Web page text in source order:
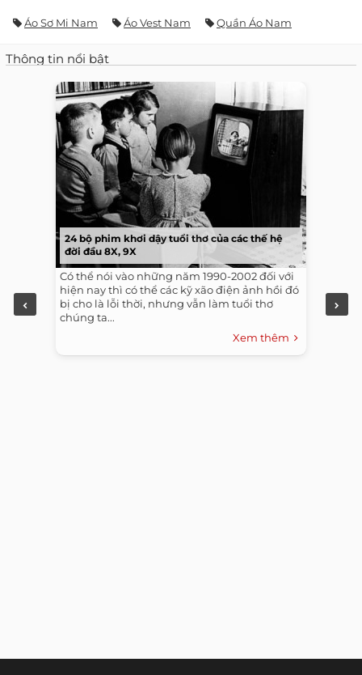
Áo Sơ Mi Nam Áo Vest Nam Quần Áo Nam
Thông tin nổi bật
24 bộ phim khơi dậy tuổi thơ của các thế hệ
đời đầu 8X, 9X
Có thể nói vào những năm 1990-2002 đối với
hiện nay thì có thể các kỹ xão điện ảnh hồi đó
bị cho là lỗi thời, nhưng vẫn làm tuổi thơ
chúng ta...
Xem thêm